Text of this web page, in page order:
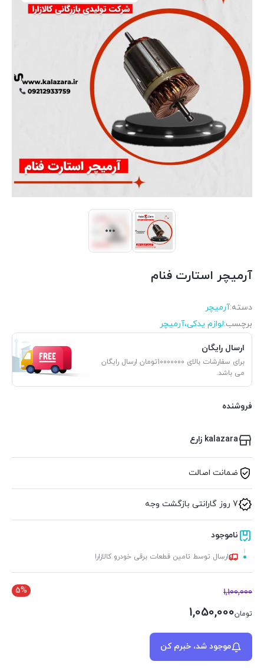
آرمیچر استارت فنام
دسته:آرمیچر
برچسب:لوازم یدکی،آرمیچر
ارسال رایگان
برای سفارشات بالای 10000000تومان ارسال رایگان
می باشد.
فروشنده
kalazara زارع
ضمانت اصالت
7 روز گارانتی بازگشت وجه
ناموجود
ارسال توسط تامین قطعات برقی خودرو کالازارا
5% 1,100,000
تومان1,050,000
موجود شد، خبرم کن